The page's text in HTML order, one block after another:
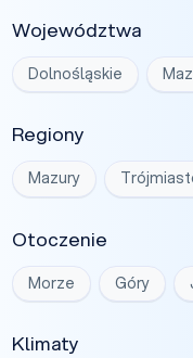
Województwa
Dolnośląskie
Regiony
Mazury
Otoczenie
Morze Góry
Klimaty